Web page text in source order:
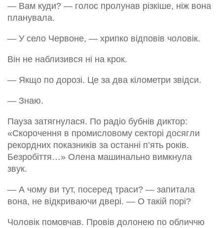
— Вам куди? — голос пролунав різкіше, ніж вона
планувала.
— У село Червоне, — хрипко відповів чоловік.
Він не наблизився ні на крок.
— Якщо по дорозі. Це за два кілометри звідси.
— Знаю.
Пауза затягнулася. По радіо бубнів диктор:
«Скорочення в промисловому секторі досягли
рекордних показників за останні п’ять років.
Безробіття…» Олена машинально вимкнула
звук.
— А чому ви тут, посеред траси? — запитала
вона, не відкриваючи двері. — О такій порі?
Чоловік помовчав. Провів долонею по обличчю